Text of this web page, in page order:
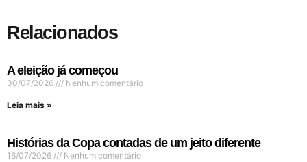
Relacionados
A eleição já começou
30/07/2026 Nenhum comentário
Leia mais »
Histórias da Copa contadas de um jeito diferente
16/07/2026 Nenhum comentário